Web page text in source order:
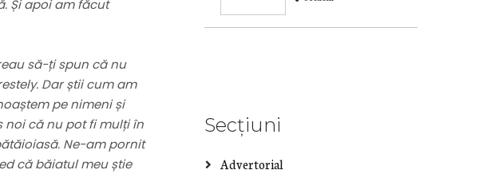
Și apoi am făcut
să-ți spun că nu
Dar știi cum am
pe nimeni și
noi că nu pot fi mulți în
Ne-am pornit
că băiatul meu știe
Secțiuni
Advertorial